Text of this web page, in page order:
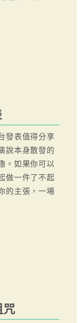
發表值得分享
說本身散發的
。如果你可以
做一件了不起
的主張，一場
咒